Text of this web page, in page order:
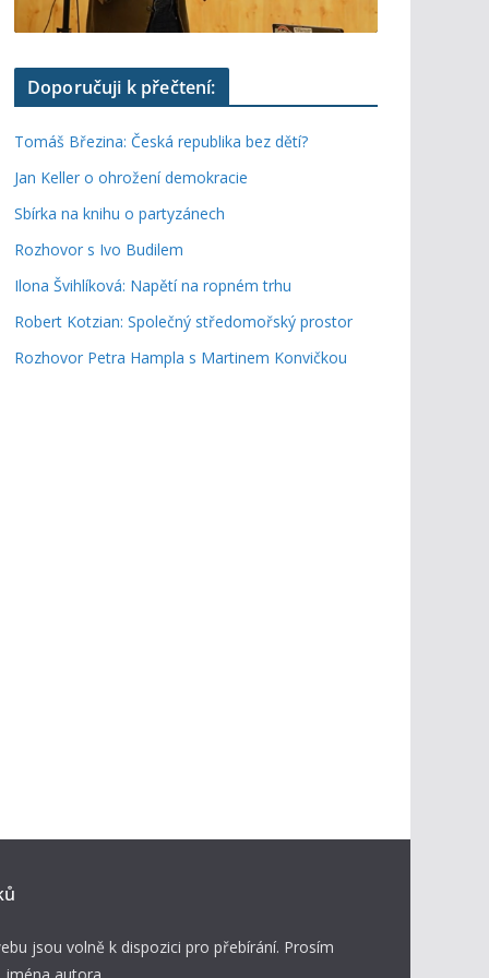
Doporučuji k přečtení:
Tomáš Březina: Česká republika bez dětí?
Jan Keller o ohrožení demokracie
Sbírka na knihu o partyzánech
Rozhovor s Ivo Budilem
Ilona Švihlíková: Napětí na ropném trhu
Robert Kotzian: Společný středomořský prostor
Rozhovor Petra Hampla s Martinem Konvičkou
jsou volně k dispozici pro přebírání. Prosím